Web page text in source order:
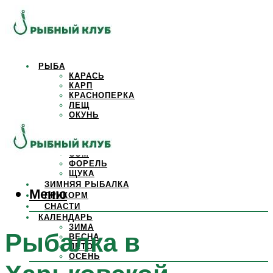
РЫБА
КАРАСЬ
КАРП
КРАСНОПЕРКА
ЛЕЩ
ОКУНЬ
САЗАН
СОМ
ФОРЕЛЬ
ЩУКА
ЗИМНЯЯ РЫБАЛКА
ПРИКОРМ
СНАСТИ
КАЛЕНДАРЬ
ЗИМА
ВЕСНА
ЛЕТО
ОСЕНЬ
Меню
Рыбалка в